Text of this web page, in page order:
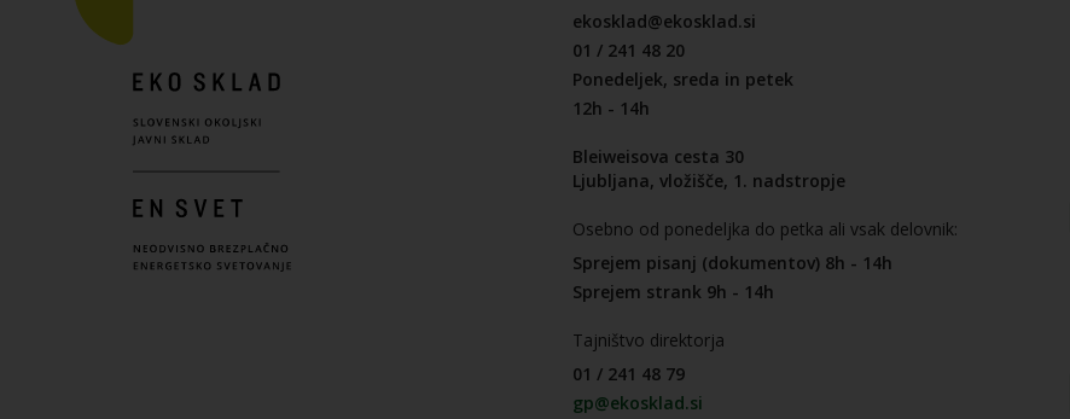
ekosklad@ekosklad.si
01 / 241 48 20
Ponedeljek, sreda in petek
12h - 14h
Bleiweisova cesta 30
Ljubljana, vložišče, 1. nadstropje
Osebno od ponedeljka do petka ali vsak delovnik:
Sprejem pisanj (dokumentov) 8h - 14h
Sprejem strank 9h - 14h
Tajništvo direktorja
01 / 241 48 79
gp@ekosklad.si